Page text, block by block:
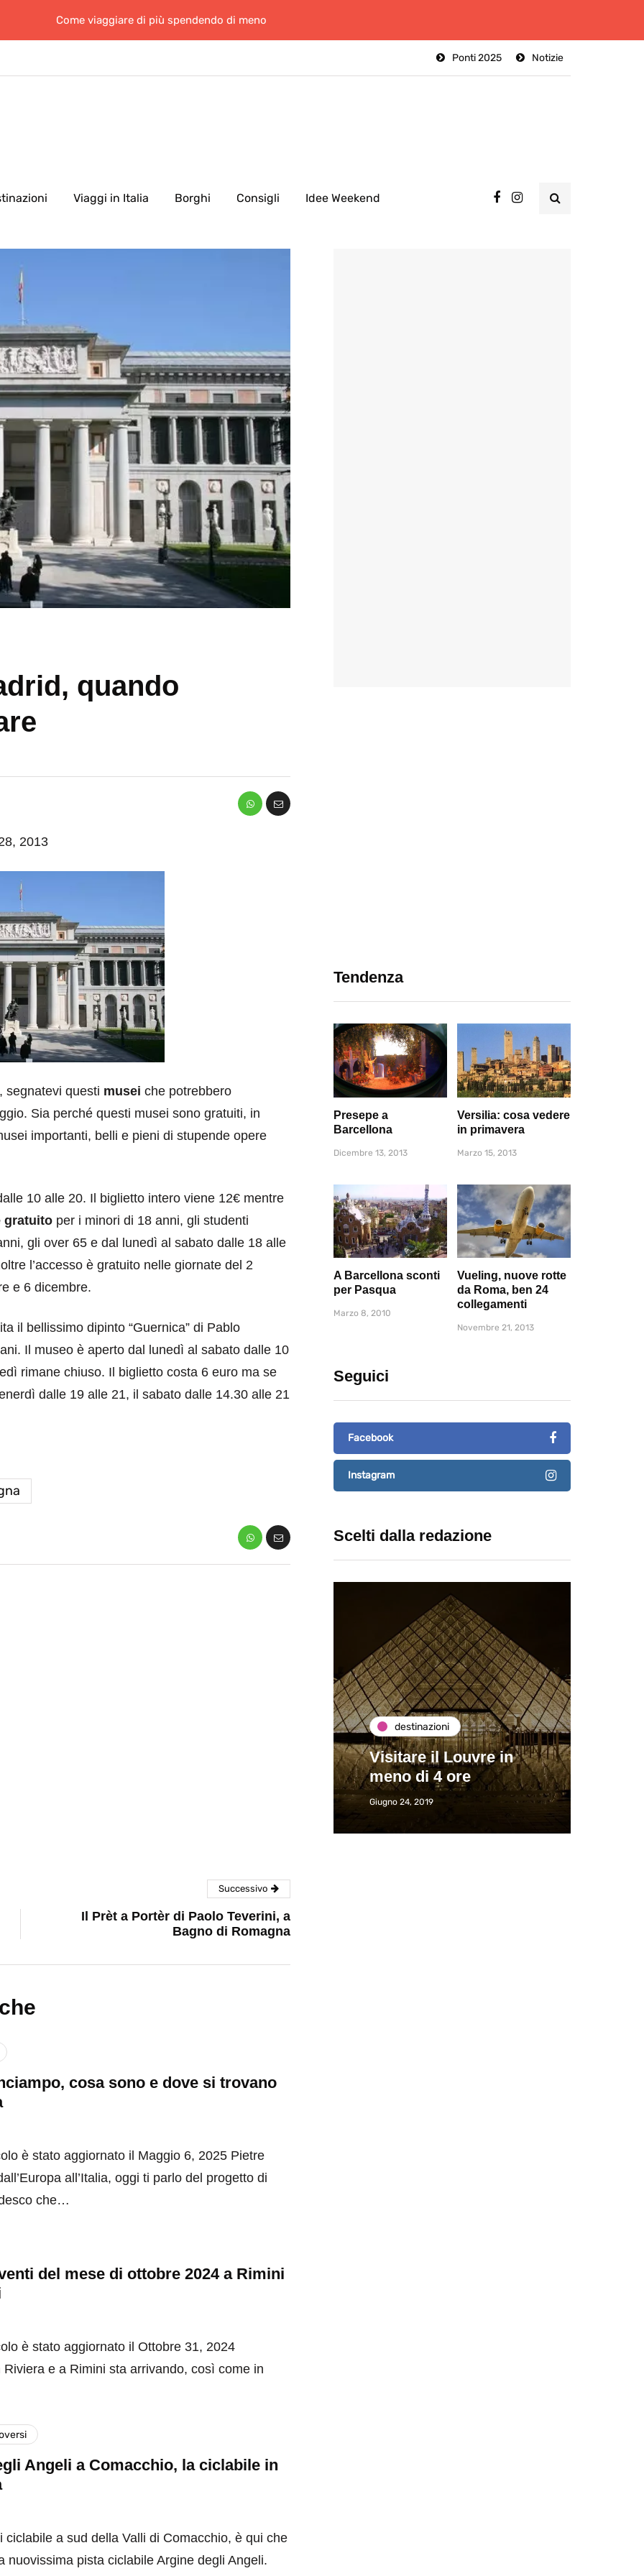
Come viaggiare di più spendendo di meno
Notizie
Ponti 2025
Viaggi in Italia Borghi Consigli Idee Weekend
quando
2013
, segnatevi questi musei che potrebbero
Sia perché questi musei sono gratuiti, in
importanti, belli e pieni di stupende opere
10 alle 20. Il biglietto intero viene 12€ mentre
gratuito per i minori di 18 anni, gli studenti
gli over 65 e dal lunedì al sabato dalle 18 alle
l’accesso è gratuito nelle giornate del 2
e 6 dicembre.
il bellissimo dipinto “Guernica” di Pablo
Il museo è aperto dal lunedì al sabato dalle 10
rimane chiuso. Il biglietto costa 6 euro ma se
dalle 19 alle 21, il sabato dalle 14.30 alle 21
Tendenza
Presepe a
Barcellona
Dicembre 13, 2013
Versilia: cosa vedere
in primavera
Marzo 15, 2013
A Barcellona sconti
per Pasqua
Marzo 8, 2010
Vueling, nuove rotte
da Roma, ben 24
collegamenti
Novembre 21, 2013
Seguici
Facebook
Instagram
Scelti dalla redazione
destinazioni
Visitare il Louvre in
meno di 4 ore
Giugno 24, 2019
Successivo
Il Prèt a Portèr di Paolo Teverini, a
Bagno di Romagna
cosa sono e dove si trovano
è stato aggiornato il Maggio 6, 2025 Pietre
all’Italia, oggi ti parlo del progetto di
che…
del mese di ottobre 2024 a Rimini
è stato aggiornato il Ottobre 31, 2024
Riviera e a Rimini sta arrivando, così come in
Angeli a Comacchio, la ciclabile in
ciclabile a sud della Valli di Comacchio, è qui che
nuovissima pista ciclabile Argine degli Angeli.